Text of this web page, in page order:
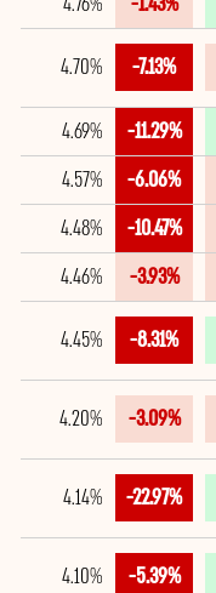
-7.13%
4.70%
-11.29%
4.69%
-6.06%
4.57%
-10.47%
4.48%
-3.93%
4.46%
-8.31%
4.45%
-3.09%
4.20%
-22.97%
4.14%
-5.39%
4.10%